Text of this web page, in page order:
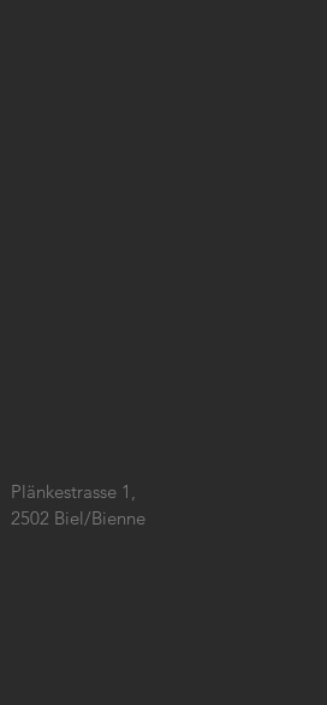
Plänkestrasse 1,
2502 Biel/Bienne